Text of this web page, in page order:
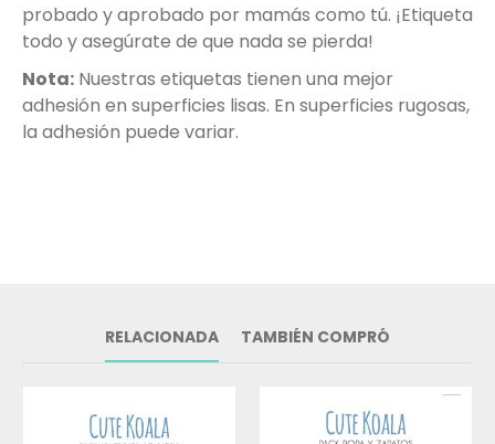
probado y aprobado por mamás como tú. ¡Etiqueta
todo y asegúrate de que nada se pierda!
Nota: Nuestras etiquetas tienen una mejor
adhesión en superficies lisas. En superficies rugosas,
la adhesión puede variar.
RELACIONADA TAMBIÉN COMPRÓ